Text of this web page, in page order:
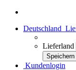
Deutschland
Lieferland
Kundenlogin